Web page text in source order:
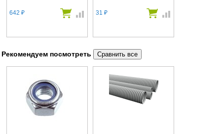
642 ₽ 31 ₽
Рекомендуем посмотреть